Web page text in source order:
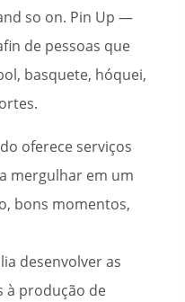
so on. Pin Up —
de pessoas que
basquete, hóquei,
oferece serviços
mergulhar em um
bons momentos,
desenvolver as
à produção de